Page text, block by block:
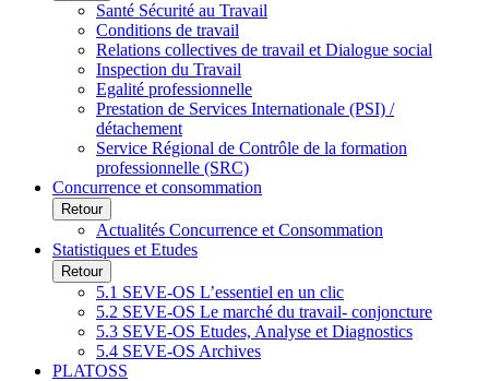
Santé Sécurité au Travail
Conditions de travail
Relations collectives de travail et Dialogue social
Inspection du Travail
Egalité professionnelle
Prestation de Services Internationale (PSI) /
détachement
Service Régional de Contrôle de la formation
professionnelle (SRC)
Concurrence et consommation
Retour
Actualités Concurrence et Consommation
Statistiques et Etudes
Retour
5.1 SEVE-OS L’essentiel en un clic
5.2 SEVE-OS Le marché du travail- conjoncture
5.3 SEVE-OS Etudes, Analyse et Diagnostics
5.4 SEVE-OS Archives
PLATOSS